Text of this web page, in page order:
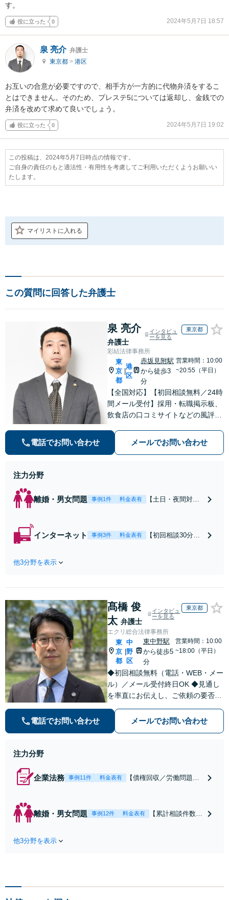
す。
役に立った 0 2024年5月7日 18:57
泉 亮介 弁護士
東京都 > 港区
お互いの合意が必要ですので、相手方が一方的に代物弁済をするこ
とはできません。そのため、プレステ5については返却し、金銭での
弁済を改めて求めて良いでしょう。
役に立った 0 2024年5月7日 19:02
この投稿は、2024年5月7日時点の情報です。
ご自身の責任のもと適法性・有用性を考慮してご利用いただくようお願いい
たします。
マイリストに入れる
この質問に回答した弁護士
泉 亮介
弁護士
インタビュ
ーを見る
東京都
彩結法律事務所
東
京
都
港
区
赤坂見附駅
から徒歩3
分
営業時間：10:00
~20:55（平日）
【全国対応】【初回相談無料／24時
間メール受付】採用・転職掲示板、
飲食店の口コミサイトなどの風評被
の種類を問わず相談可。可能な限り
早期対応で駆けつけサポート【労
電話でお問い合わせ メールでお問い合わせ
注力分野
離婚・男女問題 事例1件 料金表有
【土日・夜間対応
れたら、サインす
負担を軽減「弁護
士の交渉で慰謝料
金額アップ／減額
交渉も対応可」
【完全個室対応】
インターネット 事例3件 料金表有
【初回相談30分無
報開示請求をおこ
お店の風評被害対
策／売り上げ低下
防止のために尽
力」加害者側の対
応可：開示請求の
意見照会が来たと
きの対処法、被害
者との示談交渉
他3分野を表示
髙橋 俊
太 弁護士
インタビュ
ーを見る
東京都
エクリ総合法律事務所
東
京
都
中
野
区
東中野駅
から徒歩5
分
営業時間：10:00
~18:00（平日）
◆初回相談無料（電話・WEB・メー
ル）／メール受付終日OK ◆見通し
を率直にお伝えし、ご依頼の要否も
解決まで弁護士本人が一貫してスピ
ーディーに対応いたします。 ◆累計
電話でお問い合わせ メールでお問い合わせ
注力分野
企業法務 事例11件 料金表有
【債権回収／労働問題／
のトラブル・会社内のト
ラブルなど、事後の解決
離婚・男女問題 事例12件 料金表有
【累計相談件数20
様の話を丁寧にう
他3分野を表示